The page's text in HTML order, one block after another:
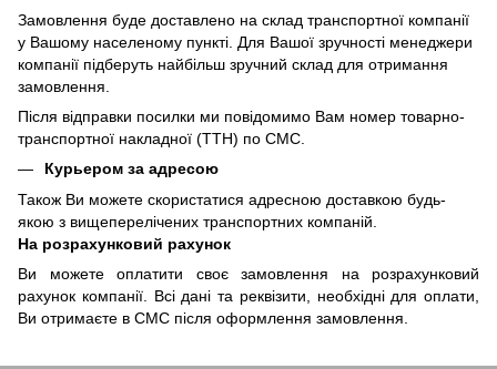
Замовлення буде доставлено на склад транспортної компанії
у Вашому населеному пункті. Для Вашої зручності менеджери
компанії підберуть найбільш зручний склад для отримання
замовлення.
Після відправки посилки ми повідомимо Вам номер товарно-
транспортної накладної (ТТН) по СМС.
Курьером за адресою
Також Ви можете скористатися адресною доставкою будь-
якою з вищеперелічених транспортних компаній.
На розрахунковий рахунок
Ви можете оплатити своє замовлення на розрахунковий
рахунок компанії. Всі дані та реквізити, необхідні для оплати,
Ви отримаєте в СМС після оформлення замовлення.